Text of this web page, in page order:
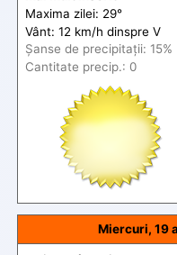
Maxima zilei: 29°
Vânt: 12 km/h dinspre V
Șanse de precipitații: 15%
Cantitate precip.: 0
Miercuri, 19